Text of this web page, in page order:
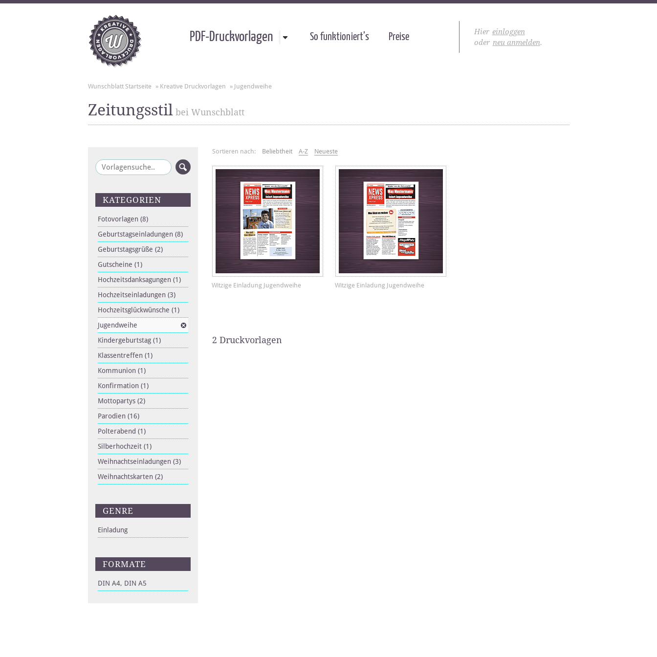
Hier einloggen
oder neu anmelden.
PDF-Druckvorlagen So funktioniert’s Preise
Wunschblatt Startseite » Kreative Druckvorlagen » Jugendweihe
Zeitungsstilbei Wunschblatt
KATEGORIEN
Fotovorlagen (8)
Geburtstagseinladungen (8)
Geburtstagsgrüße (2)
Gutscheine (1)
Hochzeitsdanksagungen (1)
Hochzeitseinladungen (3)
Hochzeitsglückwünsche (1)
Jugendweihe
Kindergeburtstag (1)
Klassentreffen (1)
Kommunion (1)
Konfirmation (1)
Mottopartys (2)
Parodien (16)
Polterabend (1)
Silberhochzeit (1)
Weihnachtseinladungen (3)
Weihnachtskarten (2)
GENRE
Einladung
FORMATE
DIN A4, DIN A5
Sortieren nach: Beliebtheit A-Z Neueste
Witzige Einladung Jugendweihe Witzige Einladung Jugendweihe
2 Druckvorlagen